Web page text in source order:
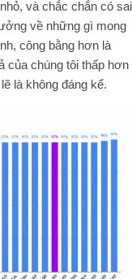
và chắc chắn có sai
về những gì mong
công bằng hơn là
của chúng tôi thấp hơn
là không đáng kể.